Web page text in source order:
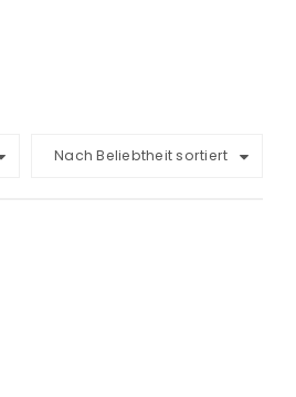
Nach Beliebtheit sortiert